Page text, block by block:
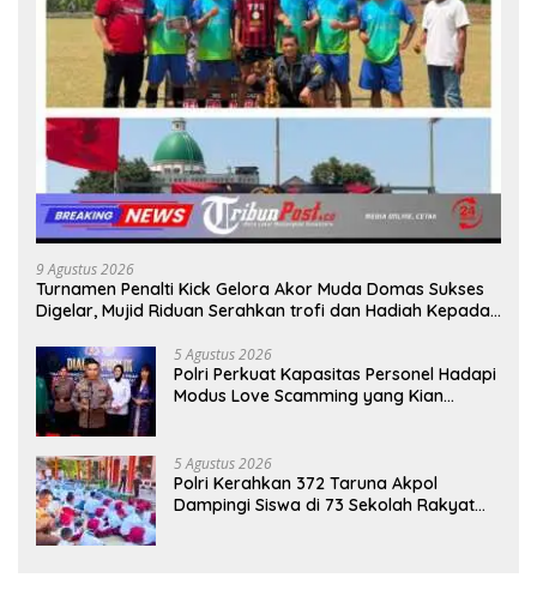
9 Agustus 2026
Turnamen Penalti Kick Gelora Akor Muda Domas Sukses
Digelar, Mujid Riduan Serahkan trofi dan Hadiah Kepada
5 Agustus 2026
Polri Perkuat Kapasitas Personel Hadapi
Modus Love Scamming yang Kian
5 Agustus 2026
Polri Kerahkan 372 Taruna Akpol
Dampingi Siswa di 73 Sekolah Rakyat